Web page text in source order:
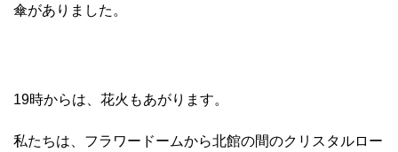
傘がありました。
19時からは、花火もあがります。
私たちは、フラワードームから北館の間のクリスタルロー